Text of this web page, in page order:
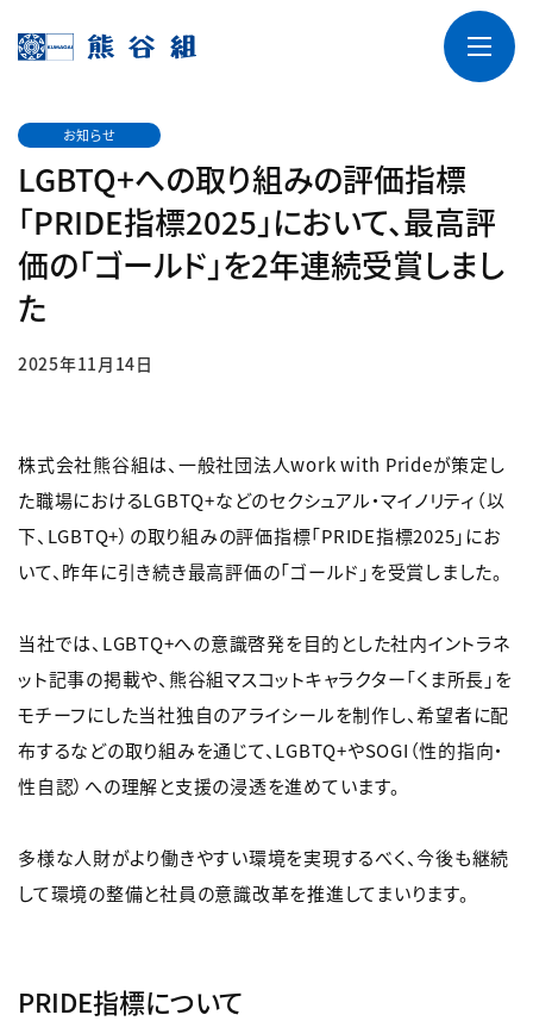
お知らせ
LGBTQ+への取り組みの評価指標
「PRIDE指標2025」において、最高評
価の「ゴールド」を2年連続受賞しまし
た
2025年11月14日
株式会社熊谷組は、一般社団法人work with Prideが策定し
た職場におけるLGBTQ+などのセクシュアル・マイノリティ（以
下、LGBTQ+）の取り組みの評価指標「PRIDE指標2025」にお
いて、昨年に引き続き最高評価の「ゴールド」を受賞しました。
当社では、LGBTQ+への意識啓発を目的とした社内イントラネ
ット記事の掲載や、熊谷組マスコットキャラクター「くま所長」を
モチーフにした当社独自のアライシールを制作し、希望者に配
布するなどの取り組みを通じて、LGBTQ+やSOGI（性的指向・
性自認）への理解と支援の浸透を進めています。
多様な人財がより働きやすい環境を実現するべく、今後も継続
して環境の整備と社員の意識改革を推進してまいります。
PRIDE指標について